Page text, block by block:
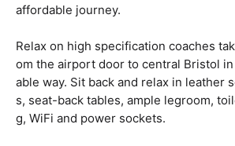
affordable journey.
Relax on high specification coaches
om the airport door to central Bristol
able way. Sit back and relax in leather
s, seat-back tables, ample legroom,
g, WiFi and power sockets.